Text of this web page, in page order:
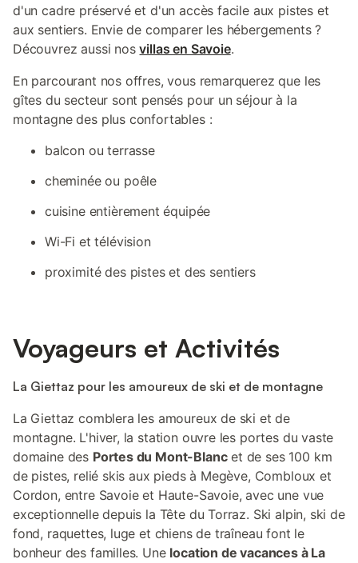
d'un cadre préservé et d'un accès facile aux pistes et
aux sentiers. Envie de comparer les hébergements ?
Découvrez aussi nosvillas en Savoie.
En parcourant nos offres, vous remarquerez que les
gîtes du secteur sont pensés pour un séjour à la
montagne des plus confortables :
balcon ou terrasse
cheminée ou poêle
cuisine entièrement équipée
Wi-Fi et télévision
proximité des pistes et des sentiers
Voyageurs et Activités
La Giettaz pour les amoureux de ski et de montagne
La Giettaz comblera les amoureux de ski et de
montagne. L'hiver, la station ouvre les portes du vaste
domaine des Portes du Mont-Blancet de ses 100 km
de pistes, relié skis aux pieds à Megève, Combloux et
Cordon, entre Savoie et Haute-Savoie, avec une vue
exceptionnelle depuis la Tête du Torraz. Ski alpin, ski de
fond, raquettes, luge et chiens de traîneau font le
bonheur des familles. Une location de vacances à La